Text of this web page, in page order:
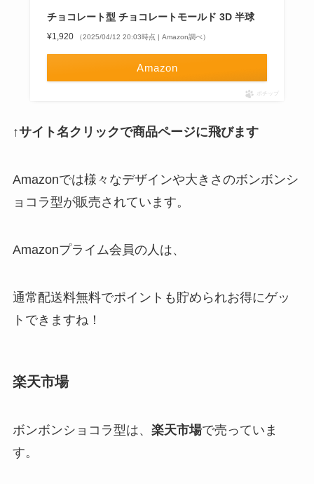
チョコレート型 チョコレートモールド 3D 半球
¥1,920 （2025/04/12 20:03時点 | Amazon調べ）
Amazon
ポチップ
↑サイト名クリックで商品ページに飛びます
Amazonでは様々なデザインや大きさのボンボンシ
ョコラ型が販売されています。
Amazonプライム会員の人は、
通常配送料無料でポイントも貯められお得にゲッ
トできますね！
楽天市場
ボンボンショコラ型は、 楽天市場で売っていま
す。